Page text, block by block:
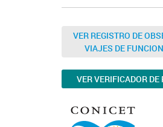
VER REGISTRO DE
VIAJES DE
VER VERIFICADOR DE